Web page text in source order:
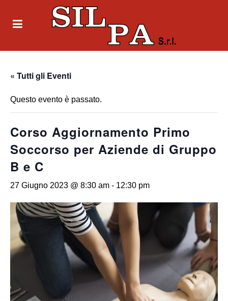
« Tutti gli Eventi
Questo evento è passato.
Corso Aggiornamento Primo
Soccorso per Aziende di Gruppo
B e C
27 Giugno 2023 @ 8:30 am - 12:30 pm